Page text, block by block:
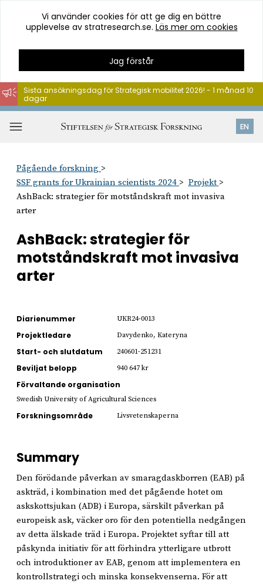
Hoppa
till
innehåll
Vi använder cookies för att ge dig en bättre
upplevelse av stratresearch.se. Läs mer om cookies
Jag förstår
EN
Sista ansökningsdag för Strategisk mobilitet 2026! - 1 månad 10
dagar
Pågående forskning
SSF grants for Ukrainian scientists 2024
Projekt
AshBack: strategier för motståndskraft mot invasiva
arter
AshBack: strategier för
motståndskraft mot invasiva
arter
Diarienummer UKR24-0013
Projektledare Davydenko, Kateryna
Start- och slutdatum 240601-251231
Beviljat belopp 940 647 kr
Förvaltande organisation
Swedish University of Agricultural Sciences
Forskningsområde Livsvetenskaperna
Summary
Den förödande påverkan av smaragdaskborren (EAB) på
askträd, i kombination med det pågående hotet om
askskottsjukan (ADB) i Europa, särskilt påverkan på
europeisk ask, väcker oro för den potentiella nedgången
av detta älskade träd i Europa. Projektet syftar till att
påskynda initiativ för att förhindra ytterligare utbrott
och introduktioner av EAB, genom att implementera en
kontrollstrategi och minska konsekvenserna. För att